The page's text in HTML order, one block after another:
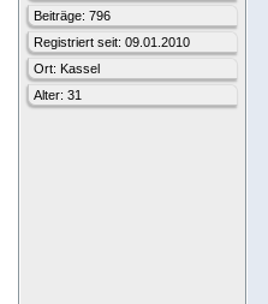
Beiträge: 796
Registriert seit: 09.01.2010
Ort: Kassel
Alter: 31